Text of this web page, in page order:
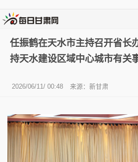
任振鹤在天水市主持召开省长
持天水建设区域中心城市有关
2026/06/11/ 00:48 来源：新甘肃